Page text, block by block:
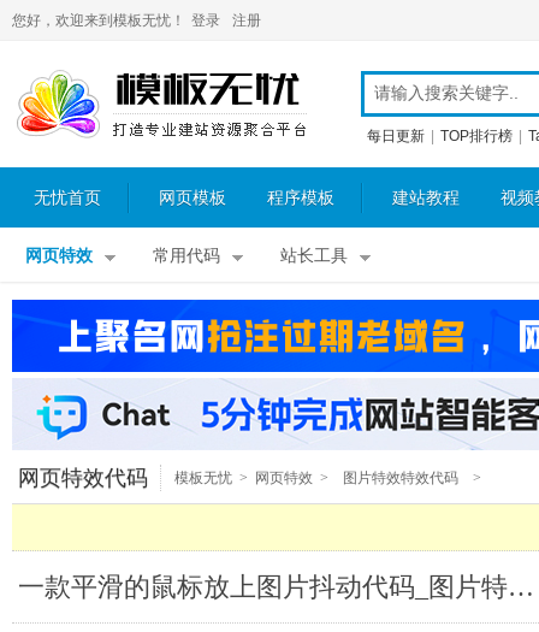
您好，欢迎来到模板无忧！ 登录 注册
每日更新 TOP排行榜
无忧首页 网页模板 程序模板 建站教程 视频
网页特效 常用代码 站长工具
网页特效代码 模板无忧 > 网页特效 > 图片特效特效代码 >
一款平滑的鼠标放上图片抖动代码_图片特效特效